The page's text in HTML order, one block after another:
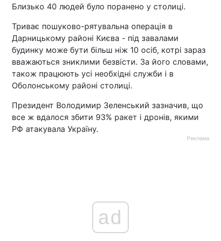
Близько 40 людей було поранено у столиці.
Триває пошуково-рятувальна операція в
Дарницькому районі Києва - під завалами
будинку може бути більш ніж 10 осіб, котрі зараз
вважаються зниклими безвісти. За його словами,
також працюють усі необхідні служби і в
Оболонському районі столиці.
Президент Володимир Зеленський зазначив, що
все ж вдалося збити 93% ракет і дронів, якими
РФ атакувала Україну.
Реклама
ad